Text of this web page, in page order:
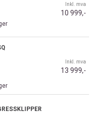
Inkl. mva
10 999,-
Inkl. mva
13 999,-